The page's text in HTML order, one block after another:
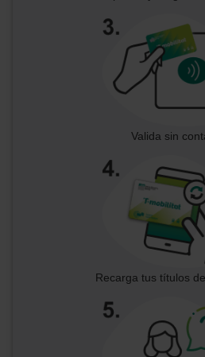
Valida sin
Recarga tus títulos